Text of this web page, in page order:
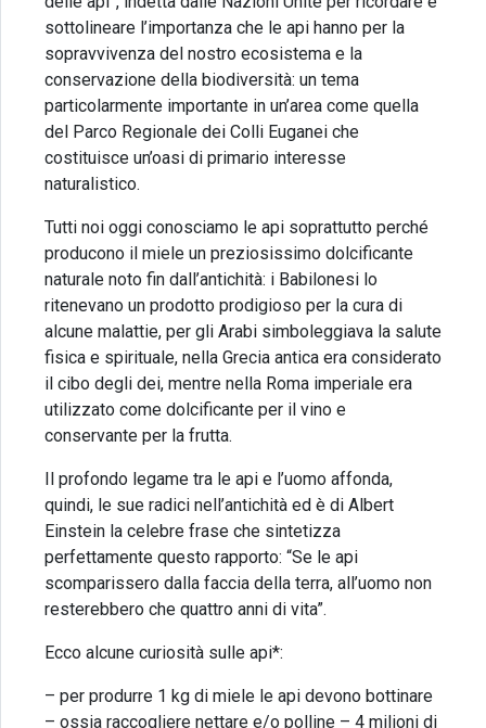
sottolineare l’importanza che le api hanno per la
sopravvivenza del nostro ecosistema e la
conservazione della biodiversità: un tema
particolarmente importante in un’area come quella
del Parco Regionale dei Colli Euganei che
costituisce un’oasi di primario interesse
naturalistico.
Tutti noi oggi conosciamo le api soprattutto perché
producono il miele un preziosissimo dolcificante
naturale noto fin dall’antichità: i Babilonesi lo
ritenevano un prodotto prodigioso per la cura di
alcune malattie, per gli Arabi simboleggiava la salute
fisica e spirituale, nella Grecia antica era considerato
il cibo degli dei, mentre nella Roma imperiale era
utilizzato come dolcificante per il vino e
conservante per la frutta.
Il profondo legame tra le api e l’uomo affonda,
quindi, le sue radici nell’antichità ed è di Albert
Einstein la celebre frase che sintetizza
perfettamente questo rapporto: “Se le api
scomparissero dalla faccia della terra, all’uomo non
resterebbero che quattro anni di vita”.
Ecco alcune curiosità sulle api*:
– per produrre 1 kg di miele le api devono bottinare
– ossia raccogliere nettare e/o polline – 4 milioni di